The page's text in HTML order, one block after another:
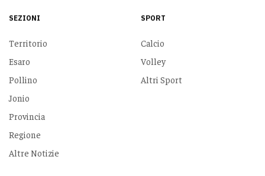
SEZIONI
Territorio
Esaro
Pollino
Jonio
Provincia
Regione
Altre Notizie
SPORT
Calcio
Volley
Altri Sport